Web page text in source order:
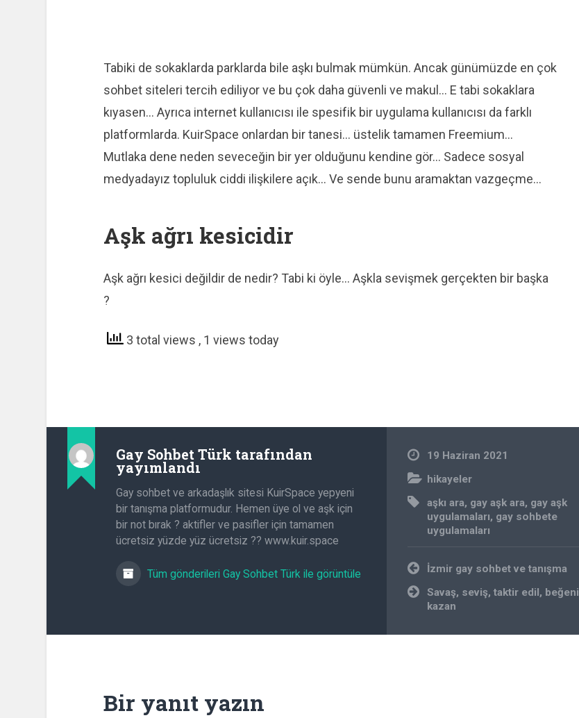
Tabiki de sokaklarda parklarda bile aşkı bulmak mümkün. Ancak günümüzde en çok
sohbet siteleri tercih ediliyor ve bu çok daha güvenli ve makul… E tabi sokaklara
kıyasen… Ayrıca internet kullanıcısı ile spesifik bir uygulama kullanıcısı da farklı
platformlarda. KuirSpace onlardan bir tanesi… üstelik tamamen Freemium…
Mutlaka dene neden seveceğin bir yer olduğunu kendine gör… Sadece sosyal
medyadayız topluluk ciddi ilişkilere açık… Ve sende bunu aramaktan vazgeçme…
Aşk ağrı kesicidir
Aşk ağrı kesici değildir de nedir? Tabi ki öyle… Aşkla sevişmek gerçekten bir başka
?
3 total views , 1 views today
Gay Sohbet Türk tarafından
yayımlandı
Gay sohbet ve arkadaşlık sitesi KuirSpace yepyeni
bir tanışma platformudur. Hemen üye ol ve aşk için
bir not bırak ? aktifler ve pasifler için tamamen
ücretsiz yüzde yüz ücretsiz ?? www.kuir.space
Tüm gönderileri Gay Sohbet Türk ile görüntüle
19 Haziran 2021
hikayeler
aşkı ara, gay aşk ara, gay aşk
uygulamaları, gay sohbete
uygulamaları
Yazı
gezinmesi
İzmir gay sohbet ve tanışma
Savaş, seviş, taktir edil, beğeni
kazan
Bir yanıt yazın